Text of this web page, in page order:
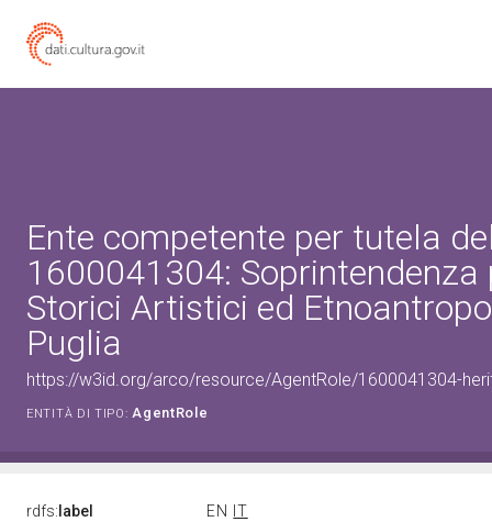
Ente competente per tutela
1600041304: Soprintendenza
Storici Artistici ed
Puglia
https://w3id.org/arco/resource/AgentRole/1600041304-
ENTITÀ DI TIPO: AgentRole
rdfs: label EN
IT